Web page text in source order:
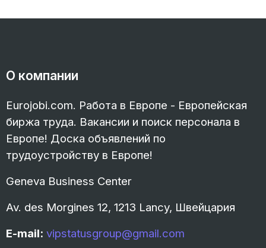
О компании
Eurojobi.com. Работа в Европе - Европейская
биржа труда. Вакансии и поиск персонала в
Европе! Доска объявлений по
трудоустройству в Европе!
Geneva Business Center
Av. des Morgines 12, 1213 Lancy, Швейцария
E-mail: vipstatusgroup@gmail.com